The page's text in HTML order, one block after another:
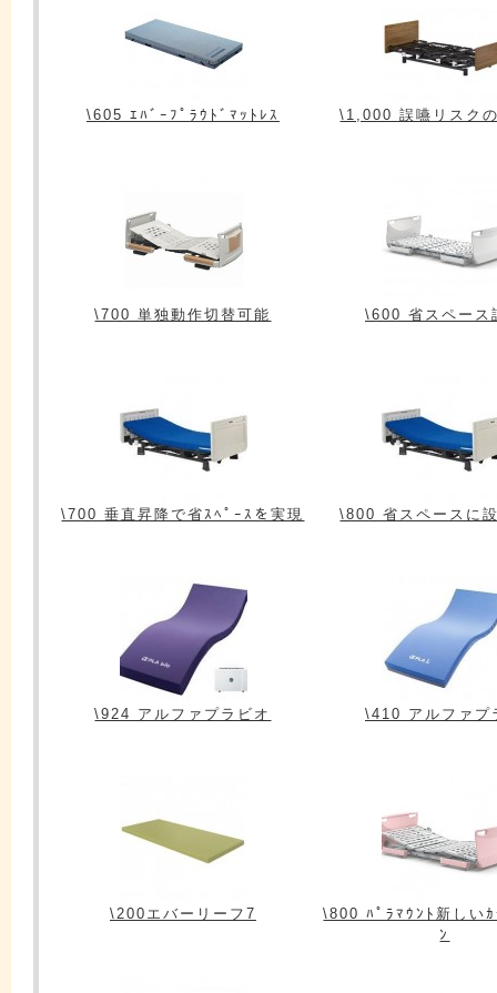
\605 ｴﾊﾞｰﾌﾟﾗｳﾄﾞﾏｯﾄﾚｽ \1,000 誤嚥リスク
\700 単独動作切替可能 \600 省スペース
\700 垂直昇降で省ｽﾍﾟｰｽを実現 \800 省スペースに
\924 アルファプラビオ \410 アルファプ
\200エバーリーフ7
\800 ﾊﾟﾗﾏｳﾝﾄ新しい
ﾝ